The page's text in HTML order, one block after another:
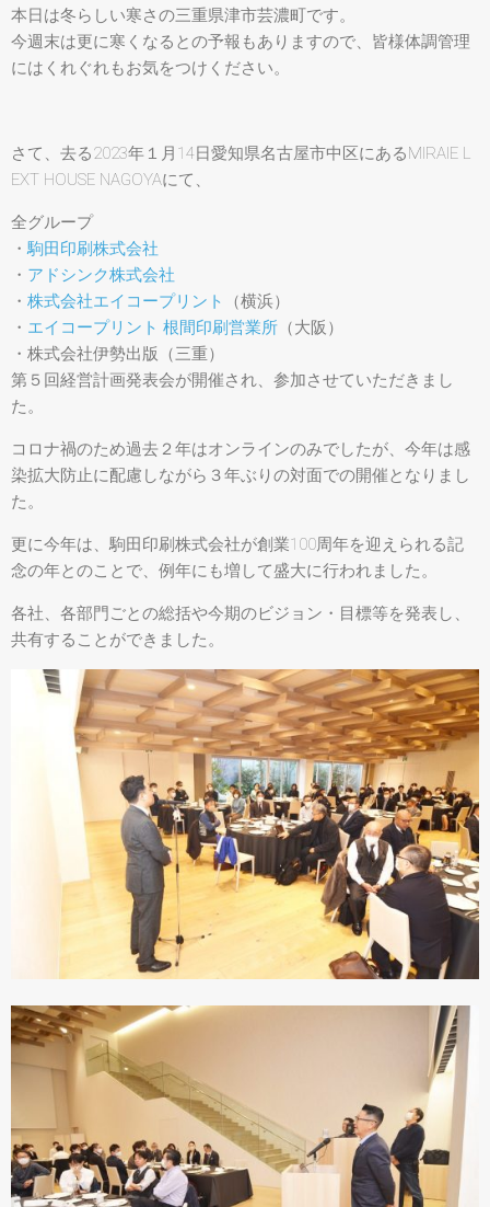
本日は冬らしい寒さの三重県津市芸濃町です。
今週末は更に寒くなるとの予報もありますので、皆様体調管理
にはくれぐれもお気をつけください。
さて、去る2023年１月14日愛知県名古屋市中区にあるMIRAIE L
EXT HOUSE NAGOYAにて、
全グループ
・駒田印刷株式会社
・ アドシンク株式会社
・ 株式会社エイコープリント
（横浜）
・ エイコープリント 根間印刷営業所 （大阪）
・株式会社伊勢出版（三重）
第５回経営計画発表会が開催され、参加させていただきまし
た。
コロナ禍のため過去２年はオンラインのみでしたが、今年は感
染拡大防止に配慮しながら３年ぶりの対面での開催となりまし
た。
更に今年は、駒田印刷株式会社が創業100周年を迎えられる記
念の年とのことで、例年にも増して盛大に行われました。
各社、各部門ごとの総括や今期のビジョン・目標等を発表し、
共有することができました。